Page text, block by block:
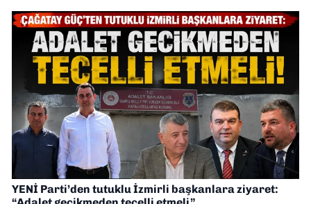
YENİ Parti’den tutuklu İzmirli başkanlara ziyaret: